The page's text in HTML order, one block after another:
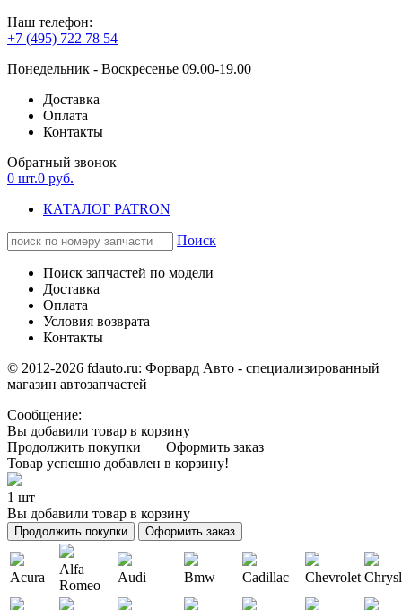
Наш телефон:
+7 (495) 722 78 54
Понедельник - Воскресенье 09.00-19.00
Доставка
Оплата
Контакты
Обратный звонок
0 шт.0 руб.
КАТАЛОГ PATRON
Поиск
Поиск запчастей по модели
Доставка
Оплата
Условия возврата
Контакты
© 2012-2026 fdauto.ru: Форвард Авто - специализированный
магазин автозапчастей
Сообщение:
Вы добавили товар в корзину
Продолжить покупки
Оформить заказ
Товар успешно добавлен в корзину!
1 шт
Вы добавили товар в корзину
Продолжить покупки Оформить заказ
Acura
Alfa
Romeo
Audi Bmw Cadillac Chevrolet